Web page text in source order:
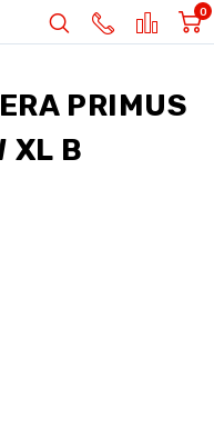
0
PRIMUS
XL В